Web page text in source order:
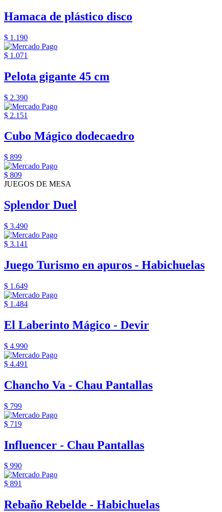
Hamaca de plástico disco
$ 1.190
$ 1.071
Pelota gigante 45 cm
$ 2.390
$ 2.151
Cubo Mágico dodecaedro
$ 899
$ 809
JUEGOS DE MESA
Splendor Duel
$ 3.490
$ 3.141
Juego Turismo en apuros - Habichuelas
$ 1.649
$ 1.484
El Laberinto Mágico - Devir
$ 4.990
$ 4.491
Chancho Va - Chau Pantallas
$ 799
$ 719
Influencer - Chau Pantallas
$ 990
$ 891
Rebaño Rebelde - Habichuelas